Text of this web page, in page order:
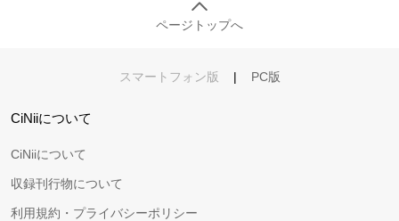
ページトップへ
スマートフォン版 | PC版
CiNiiについて
CiNiiについて
収録刊行物について
利用規約・プライバシーポリシー